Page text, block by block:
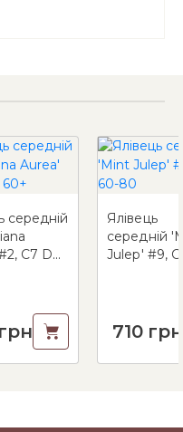
середній
C7 D
грн
Ялівець
середній
Julep' #9, C7
710 грн